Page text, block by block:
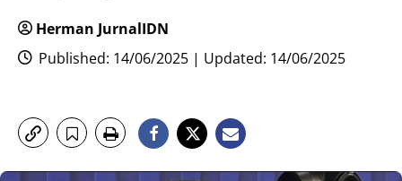
Herman JurnalIDN
Published: 14/06/2025 | Updated: 14/06/2025